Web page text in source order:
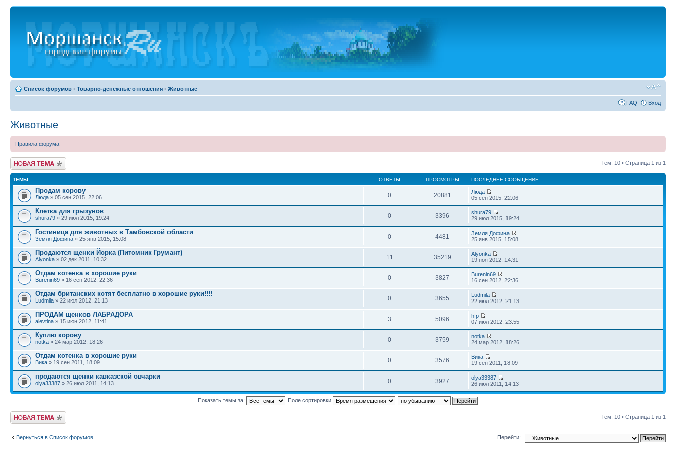
Список форумов ‹ Товарно-денежные отношения ‹ Животные
FAQ Вход
Животные
Правила форума
Новая тема Тем: 10 • Страница 1 из 1
ТЕМЫ ОТВЕТЫ ПРОСМОТРЫ ПОСЛЕДНЕЕ СООБЩЕНИЕ
Продам корову
Люда » 05 сен 2015, 22:06 0 20881
Люда
05 сен 2015, 22:06
Клетка для грызунов
shura79 » 29 июл 2015, 19:24 0 3396
shura79
29 июл 2015, 19:24
Гостиница для животных в Тамбовской области
Земля Дофина » 25 янв 2015, 15:08 0 4481
Земля Дофина
25 янв 2015, 15:08
Продаются щенки Йорка (Питомник Грумант)
Alyonka » 02 дек 2011, 10:32 11 35219
Alyonka
19 ноя 2012, 14:31
Отдам котенка в хорошие руки
Burenin69 » 16 сен 2012, 22:36 0 3827
Burenin69
16 сен 2012, 22:36
Отдам британских котят бесплатно в хорошие руки!!!!
Ludmila » 22 июл 2012, 21:13 0 3655
Ludmila
22 июл 2012, 21:13
ПРОДАМ щенков ЛАБРАДОРА
alevtina » 15 июн 2012, 11:41 3 5096
hfp
07 июл 2012, 23:55
Куплю корову
notka » 24 мар 2012, 18:26 0 3759
notka
24 мар 2012, 18:26
Отдам котенка в хорошие руки
Вика » 19 сен 2011, 18:09 0 3576
Вика
19 сен 2011, 18:09
продаются щенки кавказской овчарки
olya33387 » 26 июл 2011, 14:13 0 3927
olya33387
26 июл 2011, 14:13
Показать темы за: Поле сортировки
Новая тема Тем: 10 • Страница 1 из 1
Вернуться в Список форумов Перейти: